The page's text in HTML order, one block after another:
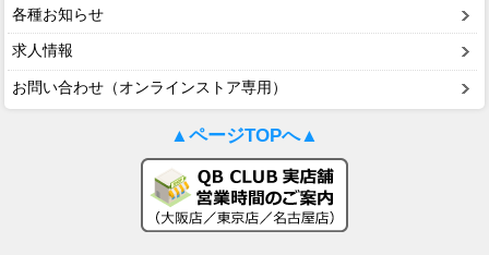
各種お知らせ
求人情報
お問い合わせ（オンラインストア専用）
▲ページTOPへ▲